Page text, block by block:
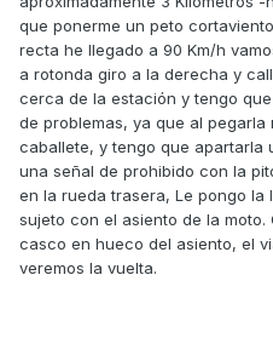
que ponerme un peto
recta he llegado a 90 Km/h
a rotonda giro a la derecha y
cerca de la estación y tengo
de problemas, ya que al
caballete, y tengo que apartarla
una señal de prohibido con la
en la rueda trasera, Le pongo la
sujeto con el asiento de la
casco en hueco del asiento, el
veremos la vuelta.